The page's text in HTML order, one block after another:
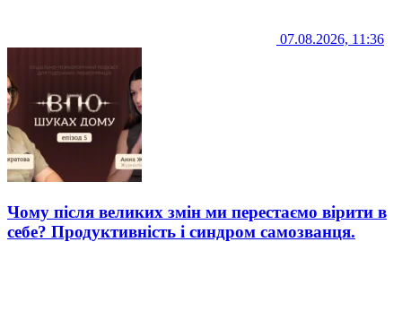
07.08.2026, 11:36
Чому після великих змін ми перестаємо вірити в
себе? Продуктивність і синдром самозванця.